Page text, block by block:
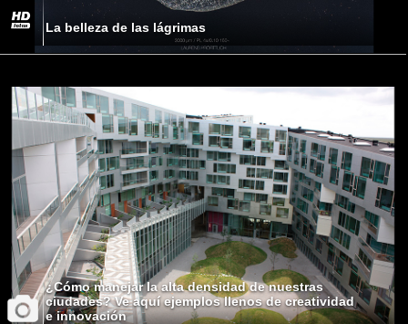
La belleza de las lágrimas
¿Cómo manejar la alta densidad de nuestras
ciudades? Ve aquí ejemplos llenos de creatividad
e innovación